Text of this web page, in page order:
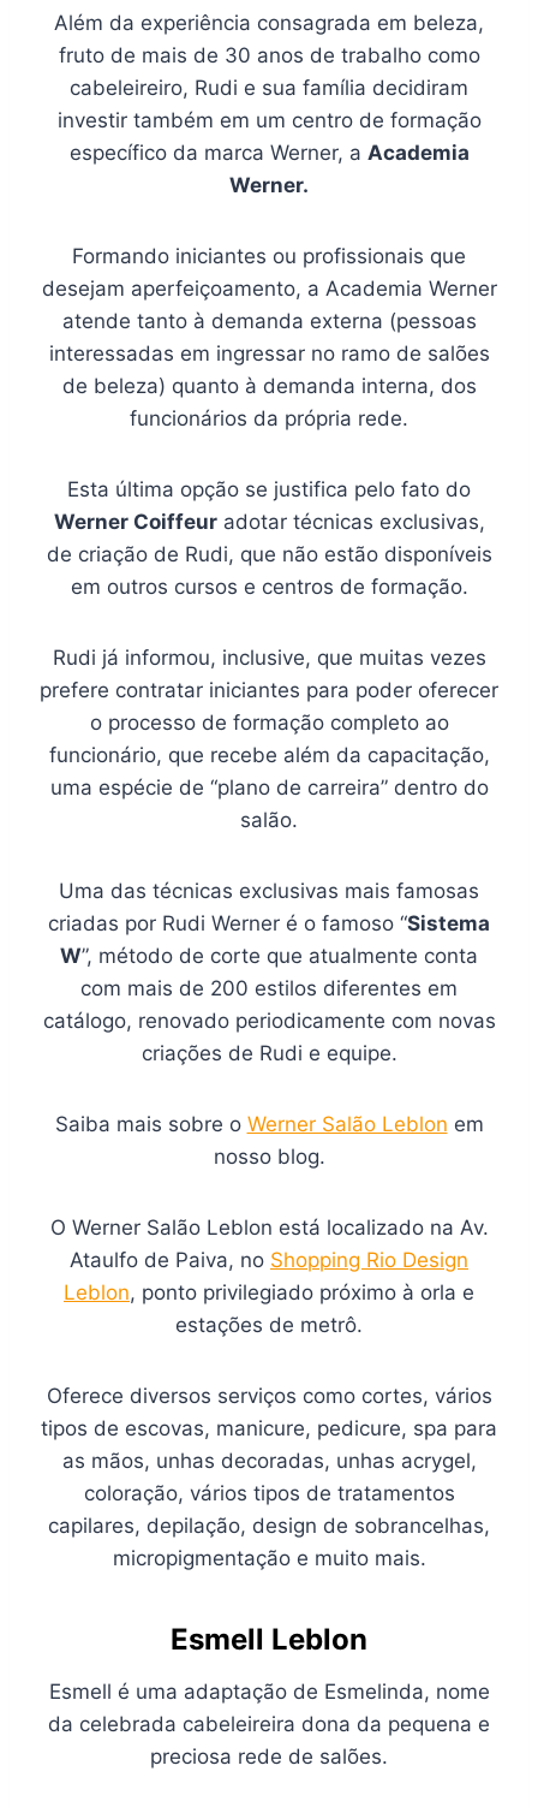
Além da experiência consagrada em beleza,
fruto de mais de 30 anos de trabalho como
cabeleireiro, Rudi e sua família decidiram
investir também em um centro de formação
específico da marca Werner, a Academia
Werner.
Formando iniciantes ou profissionais que
desejam aperfeiçoamento, a Academia Werner
atende tanto à demanda externa (pessoas
interessadas em ingressar no ramo de salões
de beleza) quanto à demanda interna, dos
funcionários da própria rede.
Esta última opção se justifica pelo fato do
Werner Coiffeuradotar técnicas exclusivas,
de criação de Rudi, que não estão disponíveis
em outros cursos e centros de formação.
Rudi já informou, inclusive, que muitas vezes
prefere contratar iniciantes para poder oferecer
o processo de formação completo ao
funcionário, que recebe além da capacitação,
uma espécie de “plano de carreira” dentro do
salão.
Uma das técnicas exclusivas mais famosas
criadas por Rudi Werner é o famoso “Sistema
W”, método de corte que atualmente conta
com mais de 200 estilos diferentes em
catálogo, renovado periodicamente com novas
criações de Rudi e equipe.
Saiba mais sobre o Werner Salão Leblon em
nosso blog.
O Werner Salão Leblon está localizado na Av.
Ataulfo de Paiva, no Shopping Rio Design
Leblon, ponto privilegiado próximo à orla e
estações de metrô.
Oferece diversos serviços como cortes, vários
tipos de escovas, manicure, pedicure, spa para
as mãos, unhas decoradas, unhas acrygel,
coloração, vários tipos de tratamentos
capilares, depilação, design de sobrancelhas,
micropigmentação e muito mais.
Esmell Leblon
Esmell é uma adaptação de Esmelinda, nome
da celebrada cabeleireira dona da pequena e
preciosa rede de salões.